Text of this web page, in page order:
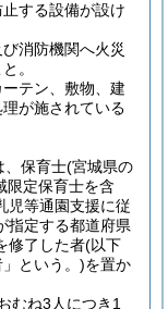
する設備が設け
消防機関へ火災
。
テン、敷物、建
が施されている
、保育士(宮城県の
限定保育士を含
児等通園支援に従
指定する都道府県
修了した者(以下
という。)を置か
むね3人につき1